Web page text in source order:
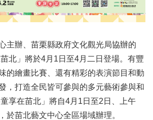
主辦、苗栗縣政府文化觀光局協辦的
北」將於4月1日至4月二日登場。有豐
的繪畫比賽、還有精彩的表演節目和動
，打造全民皆可參與的多元藝術參與和
享在苗北」將自4月1日至2日、上午
於苗北藝文中心全區場域辦理。